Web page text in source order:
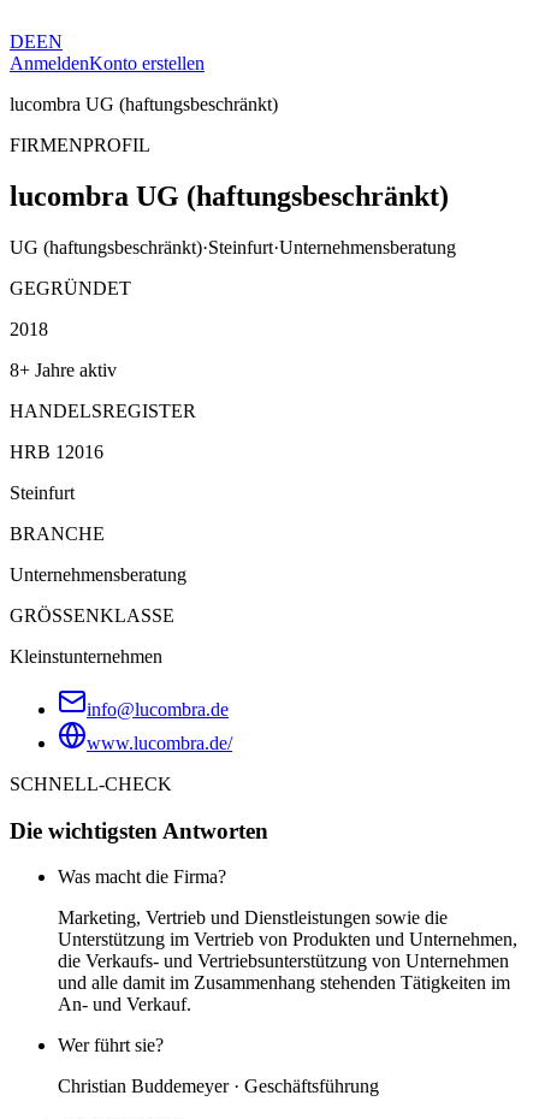
DEEN
AnmeldenKonto erstellen
lucombra UG (haftungsbeschränkt)
FIRMENPROFIL
lucombra UG (haftungsbeschränkt)
UG (haftungsbeschränkt)·Steinfurt·Unternehmensberatung
GEGRÜNDET
2018
8+ Jahre aktiv
HANDELSREGISTER
HRB 12016
Steinfurt
BRANCHE
Unternehmensberatung
GRÖSSENKLASSE
Kleinstunternehmen
info@lucombra.de
www.lucombra.de/
SCHNELL-CHECK
Die wichtigsten Antworten
Was macht die Firma?
Marketing, Vertrieb und Dienstleistungen sowie die
Unterstützung im Vertrieb von Produkten und Unternehmen,
die Verkaufs- und Vertriebsunterstützung von Unternehmen
und alle damit im Zusammenhang stehenden Tätigkeiten im
An- und Verkauf.
Wer führt sie?
Christian Buddemeyer · Geschäftsführung